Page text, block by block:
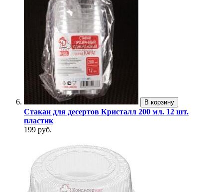
В корзину
Стакан для десертов Кристалл 200 мл. 12 шт.
пластик
199 руб.